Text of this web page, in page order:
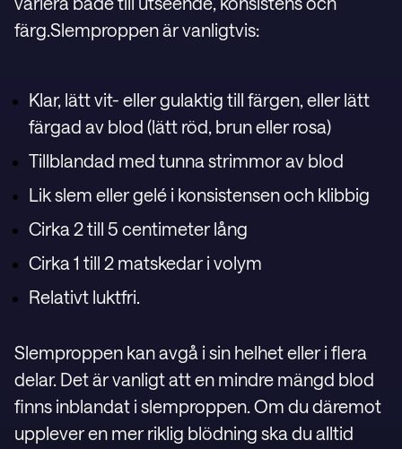
färg.Slemproppen är vanligtvis:
Klar, lätt vit- eller gulaktig till färgen, eller lätt
färgad av blod (lätt röd, brun eller rosa)
Tillblandad med tunna strimmor av blod
Lik slem eller gelé i konsistensen och klibbig
Cirka 2 till 5 centimeter lång
Cirka 1 till 2 matskedar i volym
Relativt luktfri.
Slemproppen kan avgå i sin helhet eller i flera
delar. Det är vanligt att en mindre mängd blod
finns inblandat i slemproppen. Om du däremot
upplever en mer riklig blödning ska du alltid